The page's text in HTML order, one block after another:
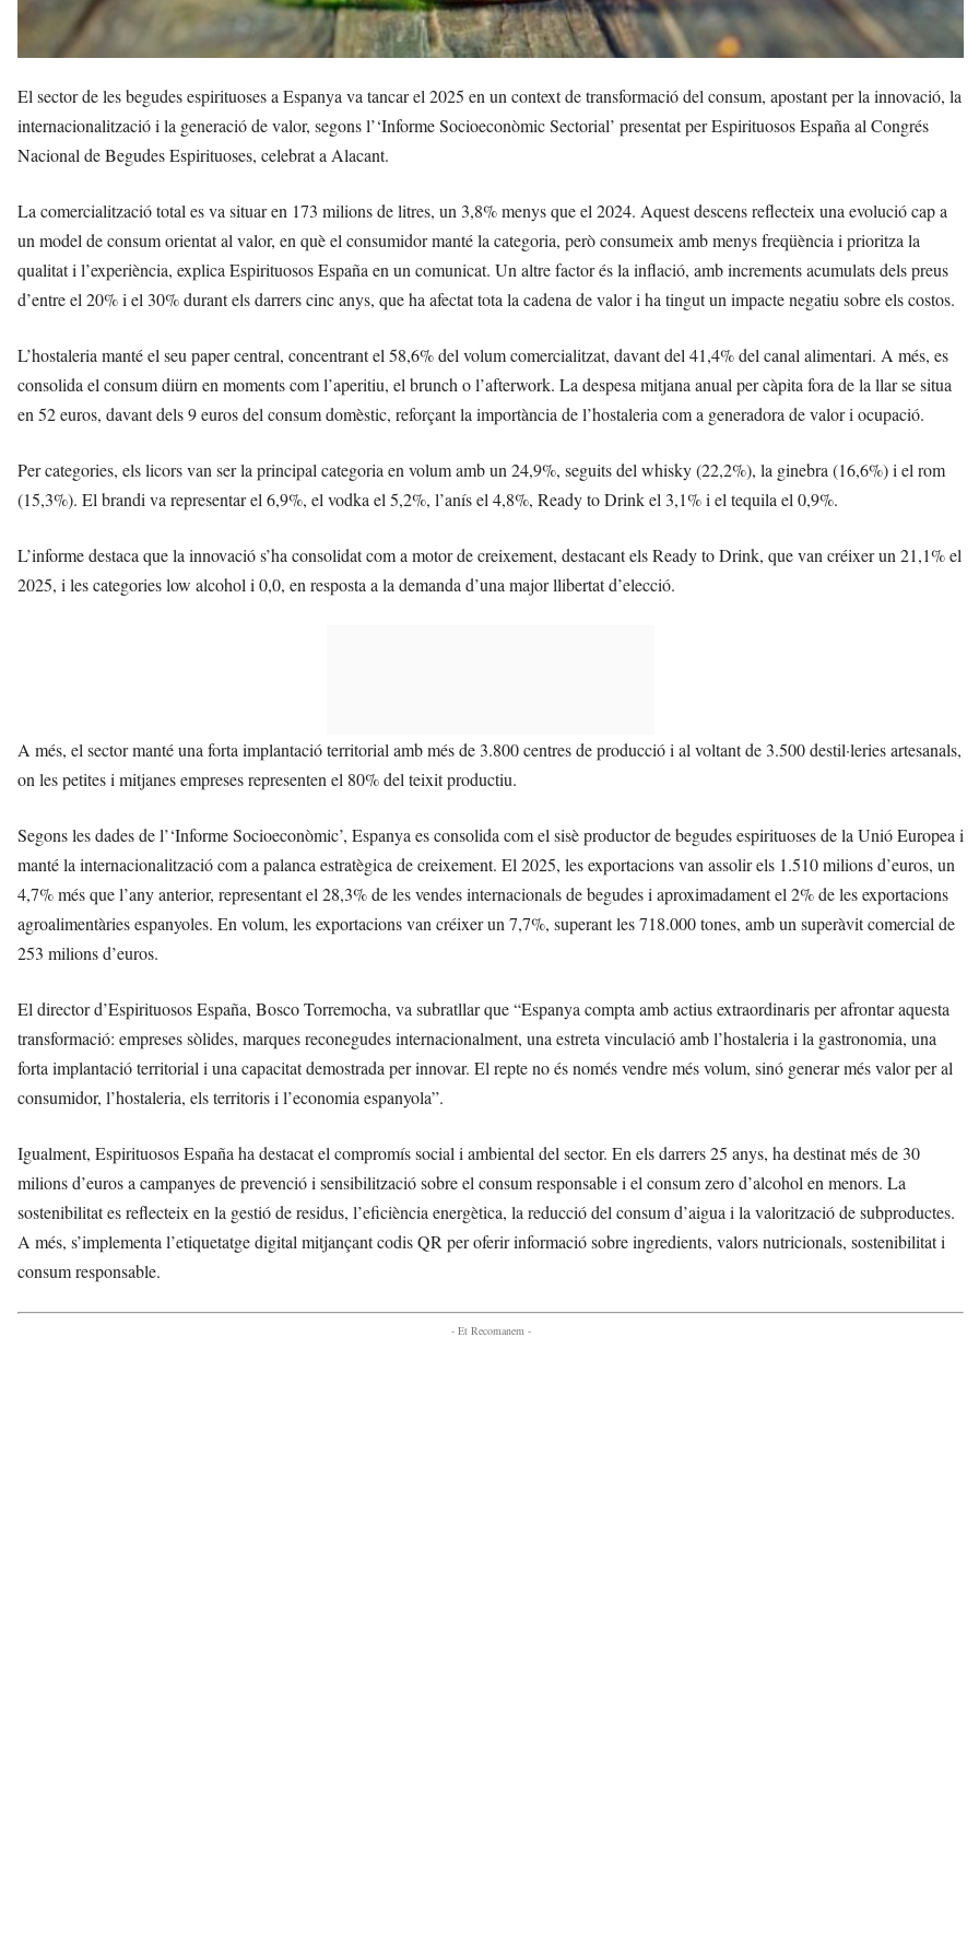
El sector de les begudes espirituoses a Espanya va tancar el 2025 en un context de transformació del consum, apostant per la innovació, la
internacionalització i la generació de valor, segons l’‘Informe Socioeconòmic Sectorial’ presentat per Espirituosos España al Congrés
Nacional de Begudes Espirituoses, celebrat a Alacant.
La comercialització total es va situar en 173 milions de litres, un 3,8% menys que el 2024. Aquest descens reflecteix una evolució cap a
un model de consum orientat al valor, en què el consumidor manté la categoria, però consumeix amb menys freqüència i prioritza la
qualitat i l’experiència, explica Espirituosos España en un comunicat. Un altre factor és la inflació, amb increments acumulats dels preus
d’entre el 20% i el 30% durant els darrers cinc anys, que ha afectat tota la cadena de valor i ha tingut un impacte negatiu sobre els costos.
L’hostaleria manté el seu paper central, concentrant el 58,6% del volum comercialitzat, davant del 41,4% del canal alimentari. A més, es
consolida el consum diürn en moments com l’aperitiu, el brunch o l’afterwork. La despesa mitjana anual per càpita fora de la llar se situa
en 52 euros, davant dels 9 euros del consum domèstic, reforçant la importància de l’hostaleria com a generadora de valor i ocupació.
Per categories, els licors van ser la principal categoria en volum amb un 24,9%, seguits del whisky (22,2%), la ginebra (16,6%) i el rom
(15,3%). El brandi va representar el 6,9%, el vodka el 5,2%, l’anís el 4,8%, Ready to Drink el 3,1% i el tequila el 0,9%.
L’informe destaca que la innovació s’ha consolidat com a motor de creixement, destacant els Ready to Drink, que van créixer un 21,1% el
2025, i les categories low alcohol i 0,0, en resposta a la demanda d’una major llibertat d’elecció.
A més, el sector manté una forta implantació territorial amb més de 3.800 centres de producció i al voltant de 3.500 destil·leries artesanals,
on les petites i mitjanes empreses representen el 80% del teixit productiu.
Segons les dades de l’‘Informe Socioeconòmic’, Espanya es consolida com el sisè productor de begudes espirituoses de la Unió Europea i
manté la internacionalització com a palanca estratègica de creixement. El 2025, les exportacions van assolir els 1.510 milions d’euros, un
4,7% més que l’any anterior, representant el 28,3% de les vendes internacionals de begudes i aproximadament el 2% de les exportacions
agroalimentàries espanyoles. En volum, les exportacions van créixer un 7,7%, superant les 718.000 tones, amb un superàvit comercial de
253 milions d’euros.
El director d’Espirituosos España, Bosco Torremocha, va subratllar que “Espanya compta amb actius extraordinaris per afrontar aquesta
transformació: empreses sòlides, marques reconegudes internacionalment, una estreta vinculació amb l’hostaleria i la gastronomia, una
forta implantació territorial i una capacitat demostrada per innovar. El repte no és només vendre més volum, sinó generar més valor per al
consumidor, l’hostaleria, els territoris i l’economia espanyola”.
Igualment, Espirituosos España ha destacat el compromís social i ambiental del sector. En els darrers 25 anys, ha destinat més de 30
milions d’euros a campanyes de prevenció i sensibilització sobre el consum responsable i el consum zero d’alcohol en menors. La
sostenibilitat es reflecteix en la gestió de residus, l’eficiència energètica, la reducció del consum d’aigua i la valorització de subproductes.
A més, s’implementa l’etiquetatge digital mitjançant codis QR per oferir informació sobre ingredients, valors nutricionals, sostenibilitat i
consum responsable.
- Et Recomanem -